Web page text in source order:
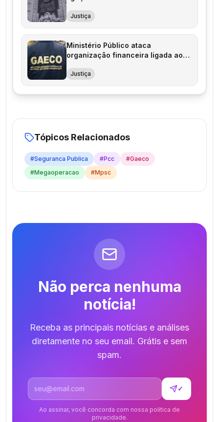
Justiça
Ministério Público ataca
organização financeira ligada ao
Justiça
Tópicos Relacionados
#Seguranca Publica #Pcc #Gaeco
#Megaoperacao #Mpsc
Não perca nenhuma
notícia!
Receba as principais notícias e análises
diretamente no seu email. Grátis e sem
spam.
Endereço de email
✓
Ao assinar, você concorda com nossa política de
privacidade.